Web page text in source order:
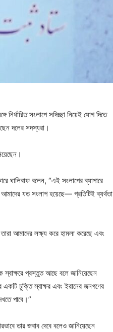
নির্ধারিত সংলাপে সদিচ্ছা নিয়েই যোগ দিতে
দলের সদস্যরা।
ঘালিবাফ বলেন, “এই সংলাপের ব্যাপারে
যত সংলাপ হয়েছে— প্রতিটিই ব্যর্থতা
আমাদের লক্ষ্য করে হামলা করেছে এবং
স্বাক্ষরে প্রস্তুত আছে বলে জানিয়েছেন
চুক্তি স্বাক্ষর এবং ইরানের জনগণের
পাবে।”
তার জবাব দেবে বলেও জানিয়েছেন